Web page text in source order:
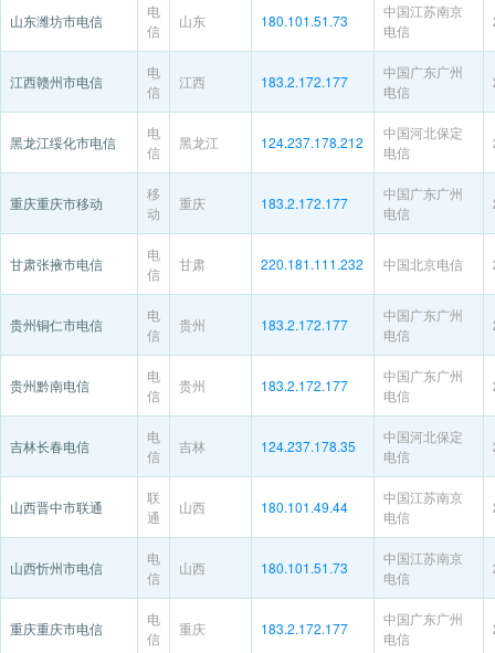
山东潍坊市电信
电
信
山东 180.101.51.73
中国江苏南京
电信
江西赣州市电信
电
信
江西 183.2.172.177
中国广东广州
电信
黑龙江绥化市电信
电
信
黑龙江 124.237.178.212
中国河北保定
电信
重庆重庆市移动
移
动
重庆 183.2.172.177
中国广东广州
电信
甘肃张掖市电信
电
信
甘肃 220.181.111.232 中国北京电信
贵州铜仁市电信
电
信
贵州 183.2.172.177
中国广东广州
电信
贵州黔南电信
电
信
贵州 183.2.172.177
中国广东广州
电信
吉林长春电信
电
信
吉林 124.237.178.35
中国河北保定
电信
山西晋中市联通
联
通
山西 180.101.49.44
中国江苏南京
电信
山西忻州市电信
电
信
山西 180.101.51.73
中国江苏南京
电信
重庆重庆市电信
电
信
重庆 183.2.172.177
中国广东广州
电信